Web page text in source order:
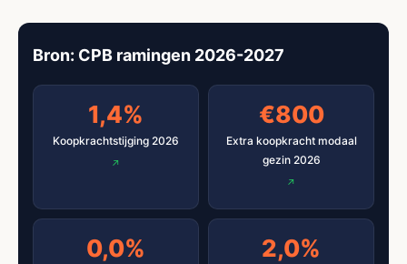
Bron: CPB ramingen 2026-2027
1,4%
Koopkrachtstijging 2026
€800
Extra koopkracht modaal
gezin 2026
0,0% 2,0%